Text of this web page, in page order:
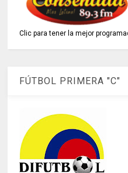
Clic para tener la mejor
FÚTBOL PRIMERA "C"